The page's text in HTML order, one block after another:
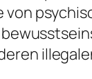
von